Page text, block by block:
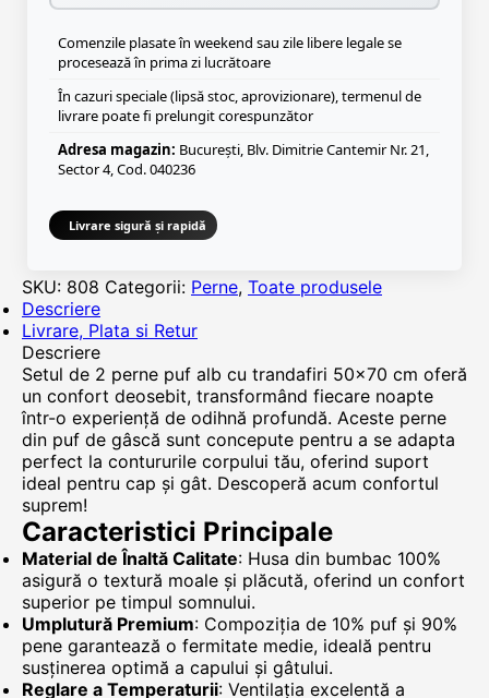
Comenzile plasate în weekend sau zile libere legale se
procesează în prima zi lucrătoare
În cazuri speciale (lipsă stoc, aprovizionare), termenul de
livrare poate fi prelungit corespunzător
Adresa magazin: București, Blv. Dimitrie Cantemir Nr. 21,
Sector 4, Cod. 040236
Livrare sigură și rapidă
SKU: 808 Categorii: Perne, Toate produsele
Descriere
Livrare, Plata si Retur
Descriere
Setul de 2 perne puf alb cu trandafiri 50x70 cm oferă
un confort deosebit, transformând fiecare noapte
într-o experiență de odihnă profundă. Aceste perne
din puf de gâscă sunt concepute pentru a se adapta
perfect la contururile corpului tău, oferind suport
ideal pentru cap și gât. Descoperă acum confortul
suprem!
Caracteristici Principale
Material de Înaltă Calitate: Husa din bumbac 100%
asigură o textură moale și plăcută, oferind un confort
superior pe timpul somnului.
Umplutură Premium: Compoziția de 10% puf și 90%
pene garantează o fermitate medie, ideală pentru
susținerea optimă a capului și gâtului.
Reglare a Temperaturii: Ventilația excelentă a